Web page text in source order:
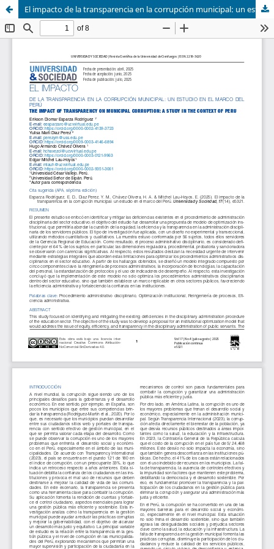
El impacto de la transparencia en la corrupción municipal: un estudio en el marco del Perú